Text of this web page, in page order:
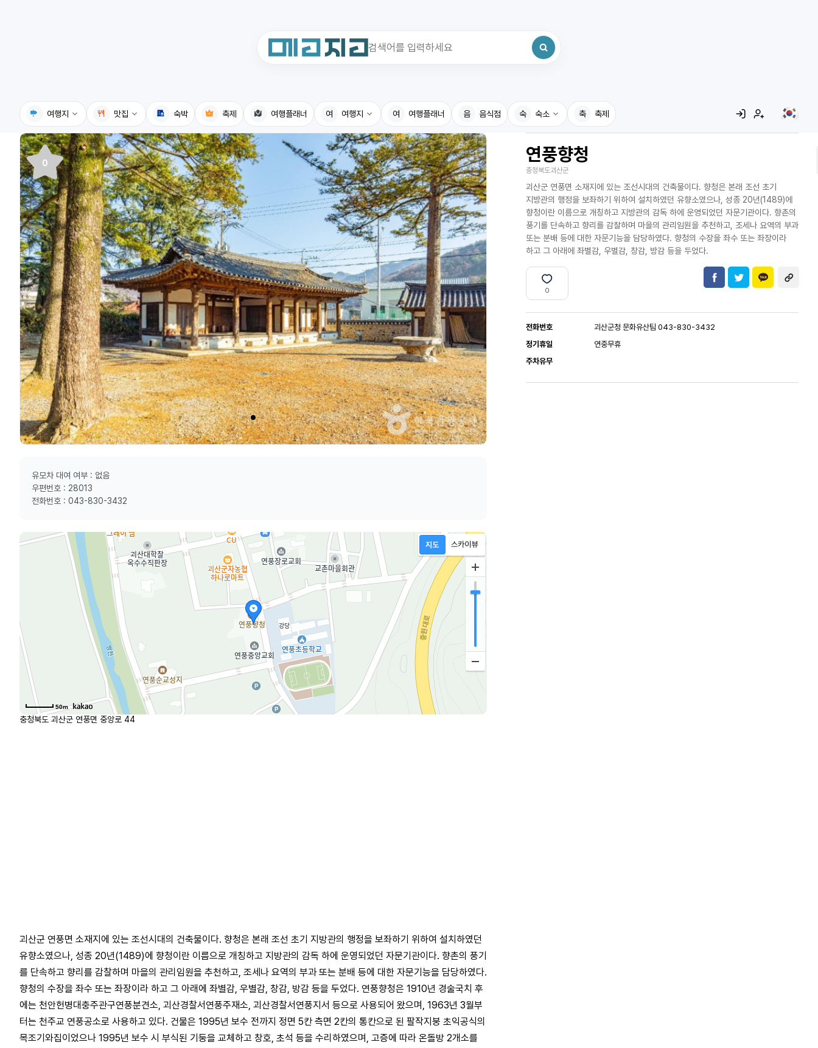
여행지
국내여행지
휴게소
전기충전소
식물도감
맛집
국내맛집
고수의레시피
음식용어사전
숙박 축제 여행플래너 여 여행지
국내여행지
휴게소
전기충전소
식물도감
여 여행플래너 음 음식점 숙 숙소
국내맛집
고수의레시피
음식용어사전
축 축제
최근 검색어가 없습니다.
연풍향청
충청북도괴산군
괴산군 연풍면 소재지에 있는 조선시대의 건축물이다. 향청은 본래 조선 초기
지방관의 행정을 보좌하기 위하여 설치하였던 유향소였으나, 성종 20년(1489)에
향청이란 이름으로 개칭하고 지방관의 감독 하에 운영되었던 자문기관이다. 향촌의
풍기를 단속하고 향리를 감찰하며 마을의 관리임원을 추천하고, 조세나 요역의 부과
또는 분배 등에 대한 자문기능을 담당하였다. 향청의 수장을 좌수 또는 좌장이라
하고 그 아래에 좌별감, 우별감, 창감, 방감 등을 두었다.
0
전화번호
괴산군청 문화유산팀 043-830-3432
정기휴일
연중무휴
주차유무
0
유모차 대여 여부 : 없음
우편번호 : 28013
전화번호 : 043-830-3432
50m
충청북도 괴산군 연풍면 중앙로 44
괴산군 연풍면 소재지에 있는 조선시대의 건축물이다. 향청은 본래 조선 초기 지방관의 행정을 보좌하기 위하여 설치하였던
유향소였으나, 성종 20년(1489)에 향청이란 이름으로 개칭하고 지방관의 감독 하에 운영되었던 자문기관이다. 향촌의 풍기
를 단속하고 향리를 감찰하며 마을의 관리임원을 추천하고, 조세나 요역의 부과 또는 분배 등에 대한 자문기능을 담당하였다.
향청의 수장을 좌수 또는 좌장이라 하고 그 아래에 좌별감, 우별감, 창감, 방감 등을 두었다. 연풍향청은 1910년 경술국치 후
에는 천안헌병대충주관구연풍분견소, 괴산경찰서연풍주재소, 괴산경찰서연풍지서 등으로 사용되어 왔으며, 1963년 3월부
터는 천주교 연풍공소로 사용하고 있다. 건물은 1995년 보수 전까지 정면 5칸 측면 2칸의 통칸으로 된 팔작지붕 초익공식의
목조기와집이었으나 1995년 보수 시 부식된 기둥을 교체하고 창호, 초석 등을 수리하였으며, 고증에 따라 온돌방 2개소를